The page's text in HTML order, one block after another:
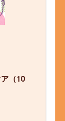
（10